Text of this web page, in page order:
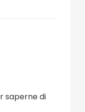
saperne di